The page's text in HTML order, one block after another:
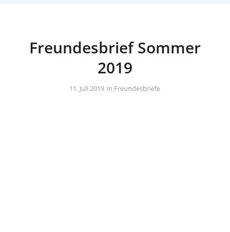
Freundesbrief Sommer
2019
11. Juli 2019 in Freundesbriefe